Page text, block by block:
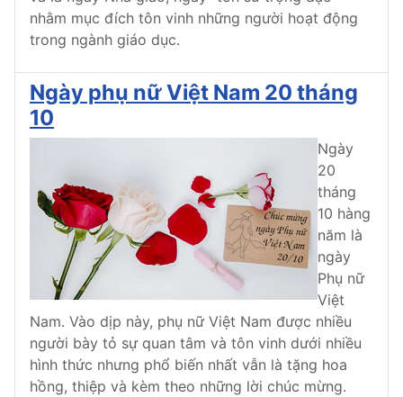
nhằm mục đích tôn vinh những người hoạt động
trong ngành giáo dục.
Ngày phụ nữ Việt Nam 20 tháng
10
Ngày
20
tháng
10 hàng
năm là
ngày
Phụ nữ
Việt
Nam. Vào dịp này, phụ nữ Việt Nam được nhiều
người bày tỏ sự quan tâm và tôn vinh dưới nhiều
hình thức nhưng phổ biến nhất vẫn là tặng hoa
hồng, thiệp và kèm theo những lời chúc mừng.